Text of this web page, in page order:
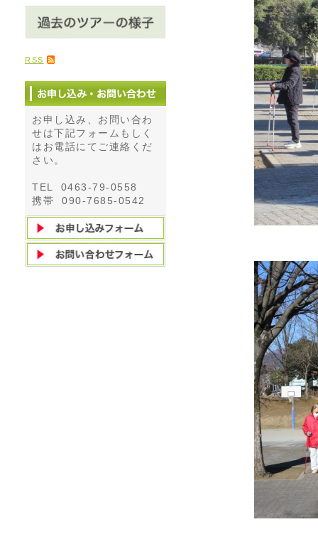
RSS
お申し込み、お問い合わ
せは下記フォームもしく
はお電話にてご連絡くだ
さい。
TEL 0463-79-0558
携帯 090-7685-0542